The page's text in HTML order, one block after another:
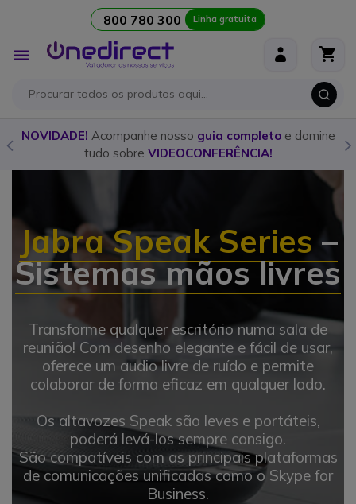
800 780 300 Linha gratuita
Alternar
Nav
NOVIDADE! Acompanhe nosso guia completoe domine
tudo sobre VIDEOCONFERÊNCIA!
Jabra Speak Series –
Sistemas mãos livres
Transforme qualquer escritório numa sala de
reunião! Com desenho elegante e fácil de usar,
oferece um audio livre de ruído e permite
colaborar de forma eficaz em qualquer lado.
Os altavozes Speak são leves e portáteis,
poderá levá-los sempre consigo.
São compatíveis com as principais plataformas
de comunicações unificadas como o Skype for
Business.